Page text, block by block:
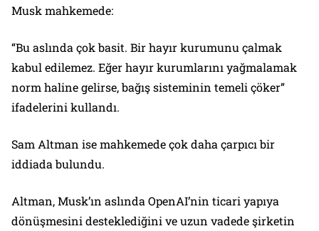
Musk mahkemede:
“Bu aslında çok basit. Bir hayır kurumunu çalmak
kabul edilemez. Eğer hayır kurumlarını yağmalamak
norm haline gelirse, bağış sisteminin temeli çöker”
ifadelerini kullandı.
Sam Altman ise mahkemede çok daha çarpıcı bir
iddiada bulundu.
Altman, Musk’ın aslında OpenAI’nin ticari yapıya
dönüşmesini desteklediğini ve uzun vadede şirketin